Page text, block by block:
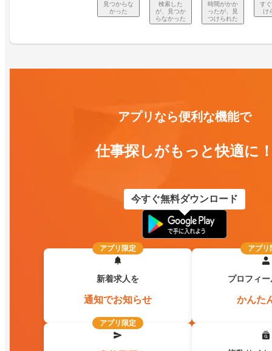
見つからな
かった
検索した
が、見つか
らなかった
時間がかか
ったが、見
つけられた
す
け
アプリなら便利な機能で
仕事探しがもっと快適に
今すぐ無料ダウンロード
アプリ限定
新着求人を
通知でお知らせ
アプリ
プロフィ
かんた
アプリ限定